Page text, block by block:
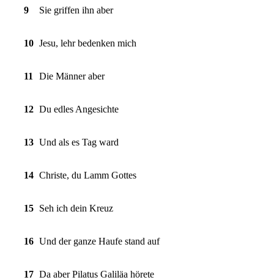
9 Sie griffen ihn aber
10 Jesu, lehr bedenken mich
11 Die Männer aber
12 Du edles Angesichte
13 Und als es Tag ward
14 Christe, du Lamm Gottes
15 Seh ich dein Kreuz
16 Und der ganze Haufe stand auf
17 Da aber Pilatus Galiläa hörete